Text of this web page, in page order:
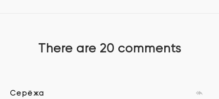
There are 20 comments
Серёжа